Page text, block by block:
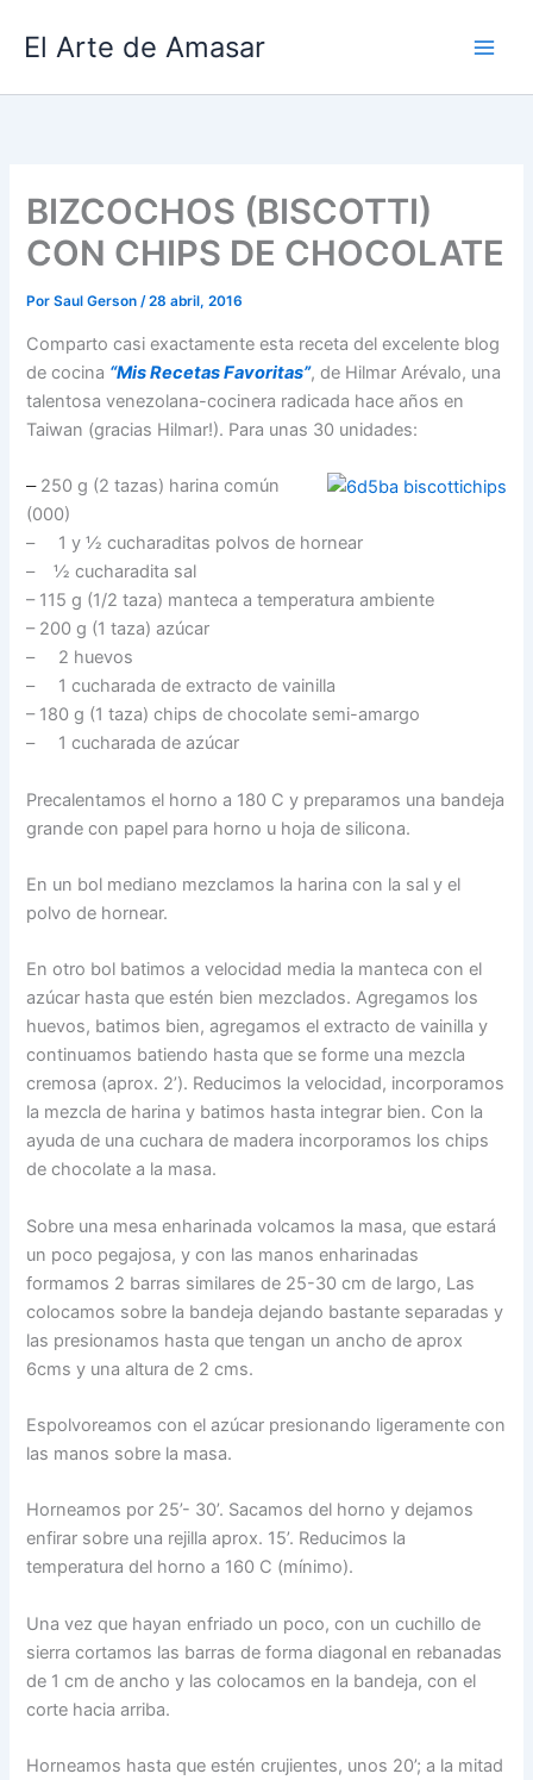
El Arte de Amasar
BIZCOCHOS (BISCOTTI)
CON CHIPS DE CHOCOLATE
PorSaul Gerson/28 abril, 2016
Comparto casi exactamente esta receta del excelente blog
de cocina “Mis Recetas Favoritas”, de Hilmar Arévalo, una
talentosa venezolana-cocinera radicada hace años en
Taiwan (gracias Hilmar!). Para unas 30 unidades:
– 250 g (2 tazas) harina común
(000)
– 1 y ½ cucharaditas polvos de hornear
– ½ cucharadita sal
– 115 g (1/2 taza) manteca a temperatura ambiente
– 200 g (1 taza) azúcar
– 2 huevos
– 1 cucharada de extracto de vainilla
– 180 g (1 taza) chips de chocolate semi-amargo
– 1 cucharada de azúcar
Precalentamos el horno a 180 C y preparamos una bandeja
grande con papel para horno u hoja de silicona.
En un bol mediano mezclamos la harina con la sal y el
polvo de hornear.
En otro bol batimos a velocidad media la manteca con el
azúcar hasta que estén bien mezclados. Agregamos los
huevos, batimos bien, agregamos el extracto de vainilla y
continuamos batiendo hasta que se forme una mezcla
cremosa (aprox. 2’). Reducimos la velocidad, incorporamos
la mezcla de harina y batimos hasta integrar bien. Con la
ayuda de una cuchara de madera incorporamos los chips
de chocolate a la masa.
Sobre una mesa enharinada volcamos la masa, que estará
un poco pegajosa, y con las manos enharinadas
formamos 2 barras similares de 25-30 cm de largo, Las
colocamos sobre la bandeja dejando bastante separadas y
las presionamos hasta que tengan un ancho de aprox
6cms y una altura de 2 cms.
Espolvoreamos con el azúcar presionando ligeramente con
las manos sobre la masa.
Horneamos por 25’- 30’. Sacamos del horno y dejamos
enfirar sobre una rejilla aprox. 15’. Reducimos la
temperatura del horno a 160 C (mínimo).
Una vez que hayan enfriado un poco, con un cuchillo de
sierra cortamos las barras de forma diagonal en rebanadas
de 1 cm de ancho y las colocamos en la bandeja, con el
corte hacia arriba.
Horneamos hasta que estén crujientes, unos 20’; a la mitad